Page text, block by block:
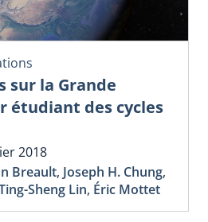
sur la Grande
étudiant des cycles
2018
Breault, Joseph H. Chung,
Sheng Lin, Éric Mottet